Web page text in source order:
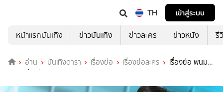
TH
เข้าสู่ระบบ
หน้าแรกบันเทิง
ข่าวบันเทิง ข่าวละคร ข่าวหนัง รี
อ่าน บันเทิงดารา เรื่องย่อ เรื่องย่อละคร
เรื่องย่อ พนม
นาคา ช่องวัน31 (ตอนจบ)